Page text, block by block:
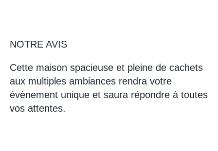
NOTRE AVIS
Cette maison spacieuse et pleine de cachets
aux multiples ambiances rendra votre
évènement unique et saura répondre à toutes
vos attentes.